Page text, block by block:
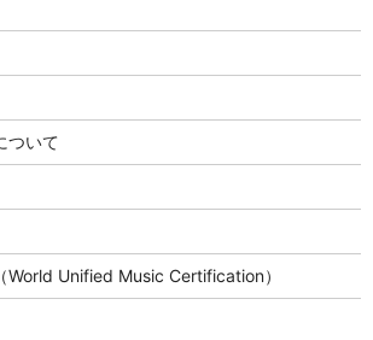
ついて
World Unified Music Certification）